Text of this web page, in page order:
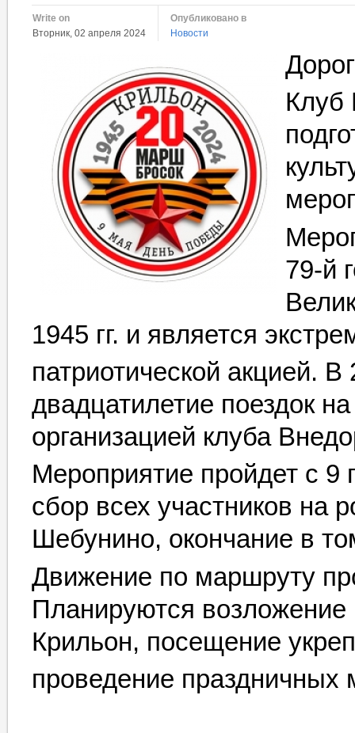
Write on
Вторник, 02 апреля 2024
Опубликовано в
Новости
Клуб
79-й
1945 гг. и является
патриотической акцией.
двадцатилетие поездок
организацией клуба
Мероприятие пройдет с
сбор всех участников на
Шебунино, окончание в
Движение по маршруту
Планируются
Крильон, посещение
проведение праздничных